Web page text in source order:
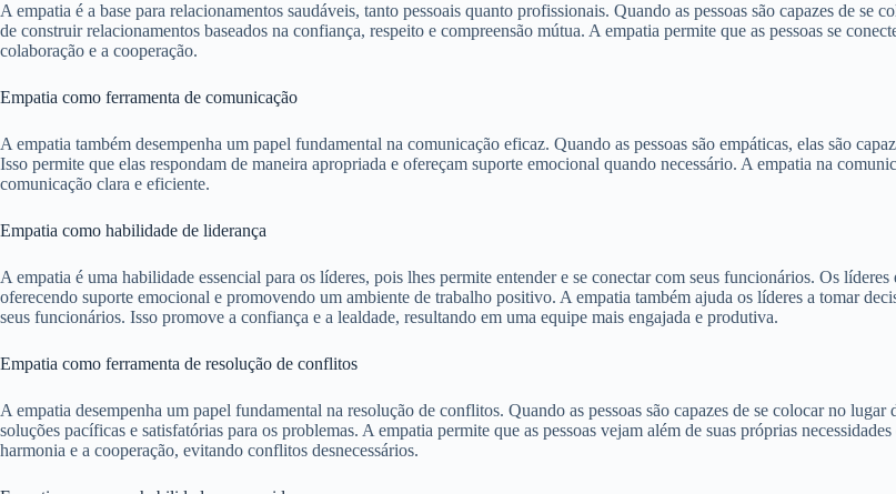
A empatia é a base para relacionamentos saudáveis, tanto pessoais quanto profissionais. Quando as pessoas são capazes de se
de construir relacionamentos baseados na confiança, respeito e compreensão mútua. A empatia permite que as pessoas se
colaboração e a cooperação.
Empatia como ferramenta de comunicação
A empatia também desempenha um papel fundamental na comunicação eficaz. Quando as pessoas são empáticas, elas são
Isso permite que elas respondam de maneira apropriada e ofereçam suporte emocional quando necessário. A empatia na
comunicação clara e eficiente.
Empatia como habilidade de liderança
A empatia é uma habilidade essencial para os líderes, pois lhes permite entender e se conectar com seus funcionários. Os
oferecendo suporte emocional e promovendo um ambiente de trabalho positivo. A empatia também ajuda os líderes a tomar
seus funcionários. Isso promove a confiança e a lealdade, resultando em uma equipe mais engajada e produtiva.
Empatia como ferramenta de resolução de conflitos
A empatia desempenha um papel fundamental na resolução de conflitos. Quando as pessoas são capazes de se colocar no
soluções pacíficas e satisfatórias para os problemas. A empatia permite que as pessoas vejam além de suas próprias
harmonia e a cooperação, evitando conflitos desnecessários.